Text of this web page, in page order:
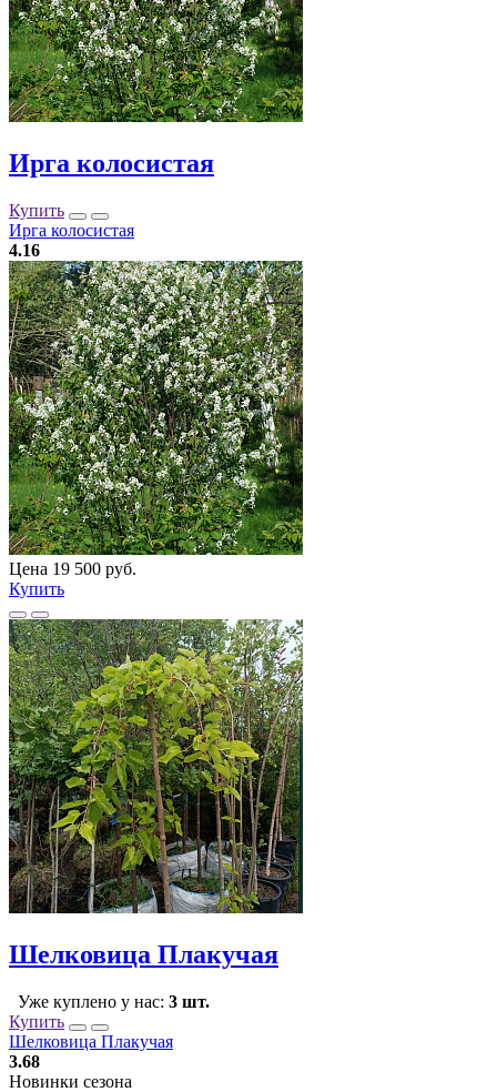
Ирга колосистая
Купить
Ирга колосистая
4.16
Цена 19 500 руб.
Купить
Шелковица Плакучая
Уже куплено у нас: 3 шт.
Купить
Шелковица Плакучая
3.68
Новинки сезона